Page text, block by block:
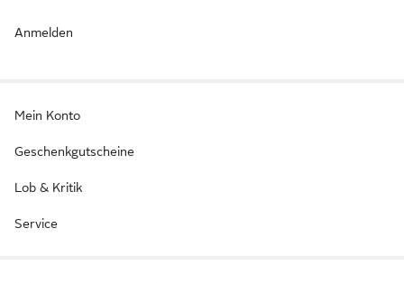
Anmelden
Mein Konto
Geschenkgutscheine
Lob & Kritik
Service